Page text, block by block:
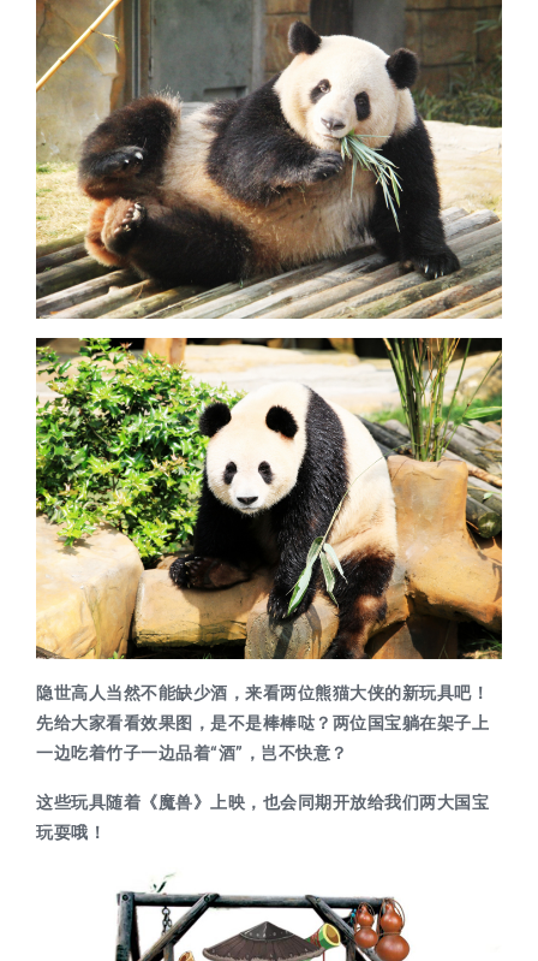
隐世高人当然不能缺少酒，来看两位熊猫大侠的新玩具吧！
先给大家看看效果图，是不是棒棒哒？两位国宝躺在架子上
一边吃着竹子一边品着“酒”，岂不快意？
这些玩具随着《魔兽》上映，也会同期开放给我们两大国宝
玩耍哦！